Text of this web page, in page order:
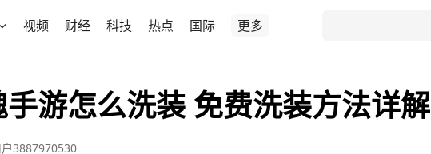
视频 财经 科技 热点 国际 更多
游怎么洗装 免费洗装方法详解
3887970530